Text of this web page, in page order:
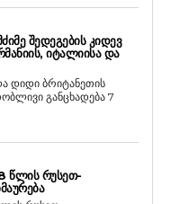
ᲨᲔᲓᲔᲒᲔᲑᲘᲡ ᲙᲘᲓᲔᲕ
ᲘᲢᲐᲚᲘᲘᲡᲐ ᲓᲐ
დიდი ბრიტანეთის
განცხადება 7
ᲬᲚᲘᲡ ᲠᲣᲡᲔᲗ-